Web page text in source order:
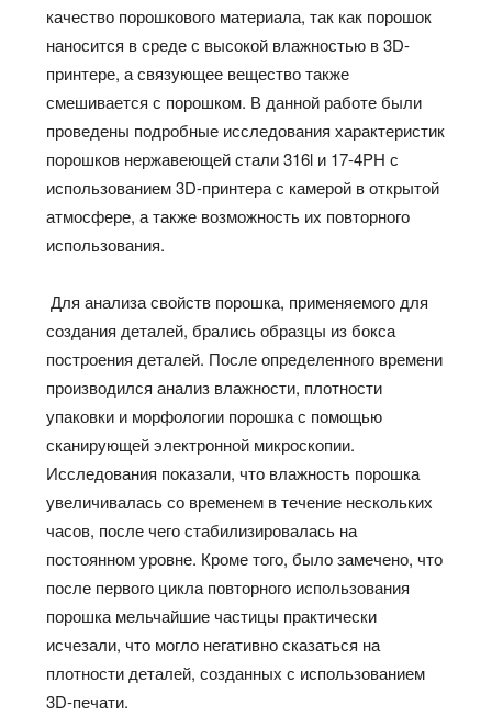
качество порошкового материала, так как порошок
наносится в среде с высокой влажностью в 3D-
принтере, а связующее вещество также
смешивается с порошком. В данной работе были
проведены подробные исследования характеристик
порошков нержавеющей стали 316l и 17-4PH с
использованием 3D-принтера с камерой в открытой
атмосфере, а также возможность их повторного
использования.
Для анализа свойств порошка, применяемого для
создания деталей, брались образцы из бокса
построения деталей. После определенного времени
производился анализ влажности, плотности
упаковки и морфологии порошка с помощью
сканирующей электронной микроскопии.
Исследования показали, что влажность порошка
увеличивалась со временем в течение нескольких
часов, после чего стабилизировалась на
постоянном уровне. Кроме того, было замечено, что
после первого цикла повторного использования
порошка мельчайшие частицы практически
исчезали, что могло негативно сказаться на
плотности деталей, созданных с использованием
3D-печати.